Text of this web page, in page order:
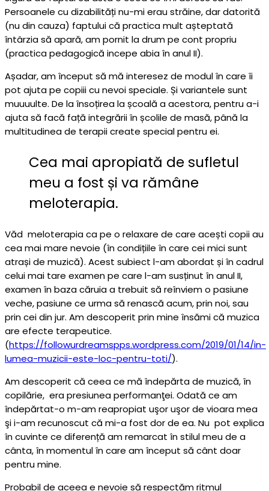
Persoanele cu dizabilități nu-mi erau străine, dar datorită
(nu din cauza) faptului că practica mult așteptată
întârzia să apară, am pornit la drum pe cont propriu
(practica pedagogică incepe abia în anul II).
Așadar, am început să mă interesez de modul în care îi
pot ajuta pe copiii cu nevoi speciale. Și variantele sunt
muuuulte. De la însoțirea la școală a acestora, pentru a-i
ajuta să facă față integrării în școlile de masă, până la
multitudinea de terapii create special pentru ei.
Cea mai apropiată de sufletul
meu a fost și va rămâne
meloterapia.
Văd meloterapia ca pe o relaxare de care acești copii au
cea mai mare nevoie (în condițiile în care cei mici sunt
atrași de muzică). Acest subiect l-am abordat și în cadrul
celui mai tare examen pe care l-am susținut în anul II,
examen în baza căruia a trebuit să reînviem o pasiune
veche, pasiune ce urma să renască acum, prin noi, sau
prin cei din jur. Am descoperit prin mine însămi că muzica
are efecte terapeutice.
(https://followurdreamspps.wordpress.com/2019/01/14/in-
lumea-muzicii-este-loc-pentru-toti/).
Am descoperit că ceea ce mă îndepărta de muzică, în
copilărie, era presiunea performanţei. Odată ce am
îndepărtat-o m-am reapropiat uşor uşor de vioara mea
şi i-am recunoscut că mi-a fost dor de ea. Nu pot explica
în cuvinte ce diferență am remarcat în stilul meu de a
cânta, în momentul în care am început să cânt doar
pentru mine.
Probabil de aceea e nevoie să respectăm ritmul